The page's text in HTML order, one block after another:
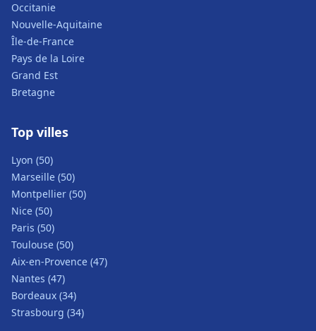
Occitanie
Nouvelle-Aquitaine
Île-de-France
Pays de la Loire
Grand Est
Bretagne
Top villes
Lyon (50)
Marseille (50)
Montpellier (50)
Nice (50)
Paris (50)
Toulouse (50)
Aix-en-Provence (47)
Nantes (47)
Bordeaux (34)
Strasbourg (34)